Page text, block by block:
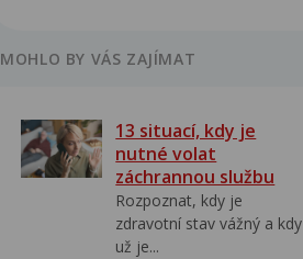
MOHLO BY VÁS ZAJÍMAT
13 situací, kdy je
nutné volat
záchrannou službu
Rozpoznat, kdy je
zdravotní stav vážný a kdy
už je...